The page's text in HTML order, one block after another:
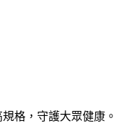
格，守護大眾健康。